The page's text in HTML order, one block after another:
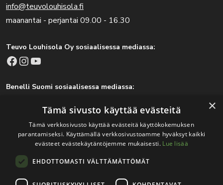
info@teuvolouhisola.fi
maanantai - perjantai 09.00 - 16.30
Teuvo Louhisola Oy sosiaalisessa mediassa:
Facebook Instagram YouTube
Benelli Suomi sosiaalisessa mediassa:
Tärkeitä linkkejä
Rekisteri- ja tietosuojaseloste
Jälleenmyyjät
×
Tämä sivusto käyttää evästeitä
Tämä verkkosivusto käyttää evästeitä käyttökokemuksen
parantamiseksi. Käyttämällä verkkosivustoamme hyväksyt kaikki
evästeet evästekäytäntöjemme mukaisesti. Lue lisää
EHDOTTOMASTI VÄLTTÄMÄTTÖMÄT